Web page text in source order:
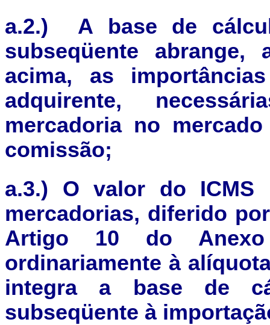
a.2.)
A base de
subseqüente abrange,
acima, as
adquirente,
mercadoria no
comissão;
a.3.) O valor do ICMS
mercadorias, diferido
Artigo 10 do
ordinariamente à
integra a base de
subseqüente à